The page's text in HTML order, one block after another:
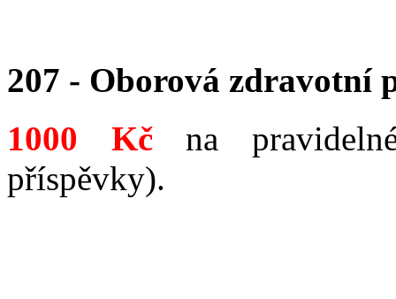
207 - Oborová zdravotní
1000 Kčna
příspěvky).